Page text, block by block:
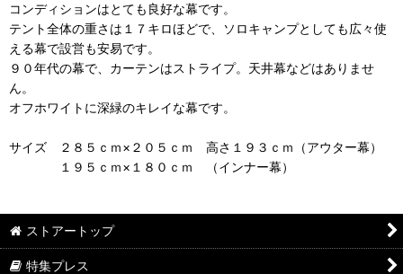
コンディションはとても良好な幕です。
テント全体の重さは１７キロほどで、ソロキャンプとしても広々使
える幕で設営も安易です。
９０年代の幕で、カーテンはストライプ。天井幕などはありませ
ん。
オフホワイトに深緑のキレイな幕です。
サイズ ２８５ｃｍ×２０５ｃｍ 高さ１９３ｃｍ（アウター幕）
１９５ｃｍ×１８０ｃｍ （インナー幕）
ストアートップ
特集プレス